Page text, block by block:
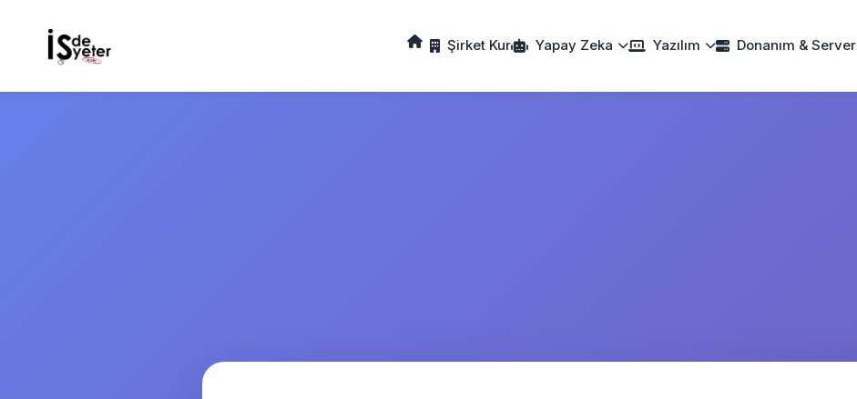
Şirket Kur Yapay Zeka Yazılım Donanım & Server